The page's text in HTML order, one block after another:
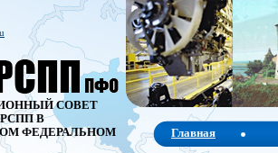
СОВЕТ
В
ФЕДЕРАЛЬНОМ
Главная